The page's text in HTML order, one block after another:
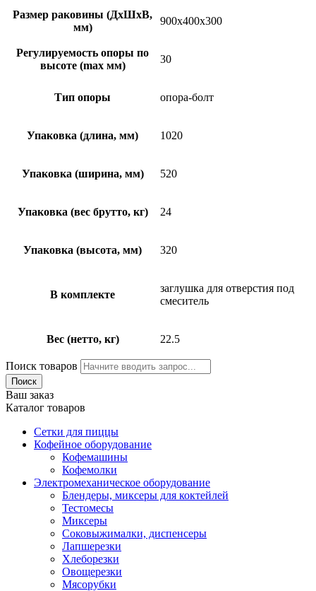
Размер раковины (ДхШхВ,
мм)
900х400х300
Регулируемость опоры по
высоте (max мм)
30
Тип опоры опора-болт
Упаковка (длина, мм) 1020
Упаковка (ширина, мм) 520
Упаковка (вес брутто, кг) 24
Упаковка (высота, мм) 320
В комплекте
заглушка для отверстия под
смеситель
Вес (нетто, кг) 22.5
Поиск товаров
Поиск
Ваш заказ
Каталог товаров
Сетки для пиццы
Кофейное оборудование
Кофемашины
Кофемолки
Электромеханическое оборудование
Блендеры, миксеры для коктейлей
Тестомесы
Миксеры
Соковыжималки, диспенсеры
Лапшерезки
Хлеборезки
Овощерезки
Мясорубки